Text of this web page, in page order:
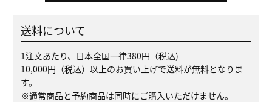
送料について
1注文あたり、日本全国一律380円（税込)
10,000円（税込）以上のお買い上げで送料が無料となりま
す。
※通常商品と予約商品は同時にご購入いただけません。